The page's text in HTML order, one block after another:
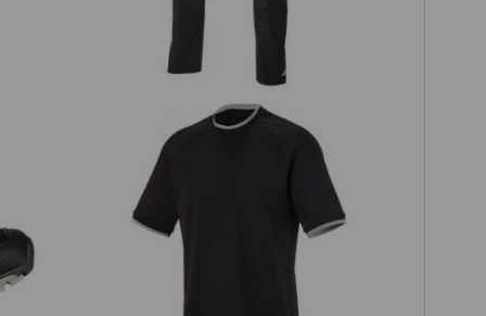
Funkční-triko e.s.ambition